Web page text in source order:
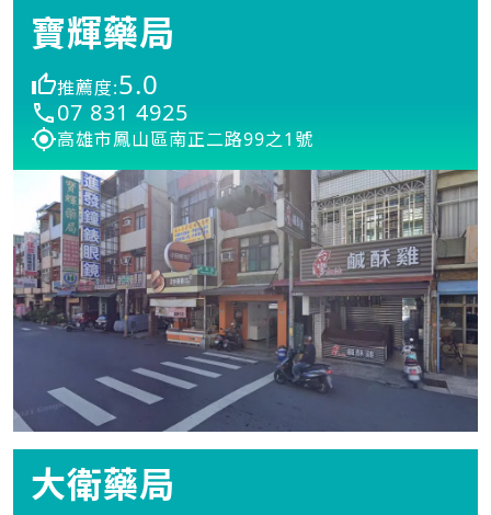
寶輝藥局
推薦度:5.0
07 831 4925
高雄市鳳山區南正二路99之1號
大衛藥局